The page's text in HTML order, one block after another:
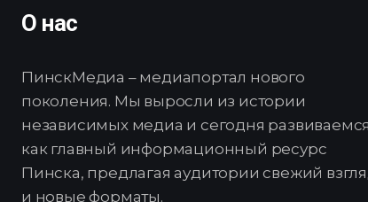
О нас
ПинскМедиа – медиапортал нового
поколения. Мы выросли из истории
независимых медиа и сегодня развиваемся
как главный информационный ресурс
Пинска, предлагая аудитории свежий
и новые форматы.